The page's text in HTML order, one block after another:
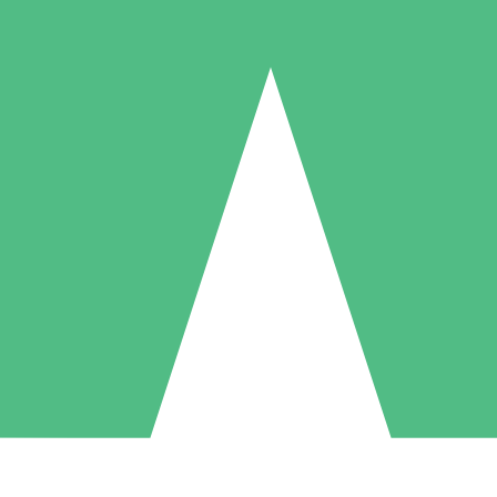
Individuella Kreditpaket
per användning med nedladdningskrediter. Inget månatligt åtagande
5 Nedladdningar
US$